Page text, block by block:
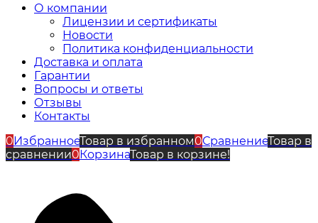
О компании
Лицензии и сертификаты
Новости
Политика конфиденциальности
Доставка и оплата
Гарантии
Вопросы и ответы
Отзывы
Контакты
0ИзбранноеТовар в избранном0СравнениеТовар в
сравнении0КорзинаТовар в корзине!